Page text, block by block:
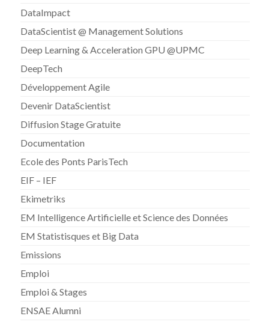
DataImpact
DataScientist @ Management Solutions
Deep Learning & Acceleration GPU @UPMC
DeepTech
Développement Agile
Devenir DataScientist
Diffusion Stage Gratuite
Documentation
Ecole des Ponts ParisTech
EIF – IEF
Ekimetriks
EM Intelligence Artificielle et Science des Données
EM Statistisques et Big Data
Emissions
Emploi
Emploi & Stages
ENSAE Alumni